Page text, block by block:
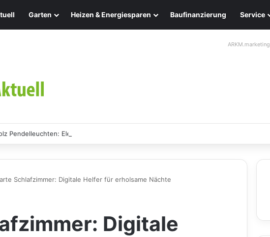
Garten Heizen & Energiesparen Baufinanzierung Service
ARKM.marketing
Pendelleuchten: Eleganz und Nachhaltigkeit für Ihr Zuhause
Schlafzimmer: Digitale Helfer für erholsame Nächte
Digitale